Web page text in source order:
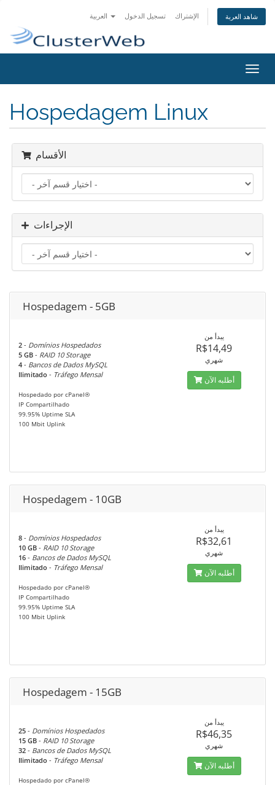
تسجيل الدخول الإشتراك شاهد العربة
تبديل
التنقل
Hospedagem Linux
الأقسام
الإجراءات
Hospedagem - 5GB
2 - Domínios Hospedados
5 GB - RAID 10 Storage
4 - Bancos de Dados MySQL
Ilimitado - Tráfego Mensal
Hospedado por cPanel®
IP Compartilhado
99.95% Uptime SLA
100 Mbit Uplink
يبدأ من
R$14,49
شهري
أطلبه الآن
Hospedagem - 10GB
8 - Domínios Hospedados
10 GB - RAID 10 Storage
16 - Bancos de Dados MySQL
Ilimitado - Tráfego Mensal
Hospedado por cPanel®
IP Compartilhado
99.95% Uptime SLA
100 Mbit Uplink
يبدأ من
R$32,61
شهري
أطلبه الآن
Hospedagem - 15GB
25 - Domínios Hospedados
15 GB - RAID 10 Storage
32 - Bancos de Dados MySQL
Ilimitado - Tráfego Mensal
Hospedado por cPanel®
يبدأ من
R$46,35
شهري
أطلبه الآن